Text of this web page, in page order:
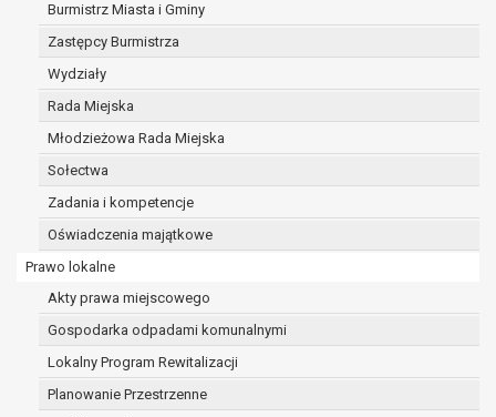
Burmistrz Miasta i Gminy
Zastępcy Burmistrza
Wydziały
Rada Miejska
Młodzieżowa Rada Miejska
Sołectwa
Zadania i kompetencje
Oświadczenia majątkowe
Prawo lokalne
Akty prawa miejscowego
Gospodarka odpadami komunalnymi
Lokalny Program Rewitalizacji
Planowanie Przestrzenne
ul. 1 Maja 16
74 -100 Gryfino
telefon: 91 416 20 11
e-mail:burmistrz@gryfino.pl
Dane kontaktowe Inspektora Ochrony Danych:
telefon: 91 416 20 11
e-mail:
Pani/Pana dane osobowe przetwarzane są
zgodnie z obowiązującymi przepisami prawa w
celu:
marca 1990 r. o samorządzie gminnym
(Dz.U. z 2017r., poz. 1875 ze zm.) oraz z
szeregu ustaw kompetencyjnych
(merytorycznych), a także obowiązków i